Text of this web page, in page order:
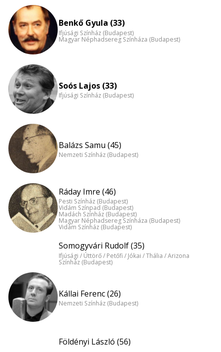
Benkő Gyula (33)
Ifjúsági Színház (Budapest)
Magyar Néphadsereg Színháza (Budapest)
Soós Lajos (33)
Ifjúsági Színház (Budapest)
Balázs Samu (45)
Nemzeti Színház (Budapest)
Ráday Imre (46)
Pesti Színház (Budapest)
Vidám Színpad (Budapest)
Madách Színház (Budapest)
Magyar Néphadsereg Színháza (Budapest)
Vidám Színház (Budapest)
Somogyvári Rudolf (35)
Ifjúsági / Úttörő / Petőfi / Jókai / Thália / Arizona
Színház (Budapest)
Kállai Ferenc (26)
Nemzeti Színház (Budapest)
Földényi László (56)